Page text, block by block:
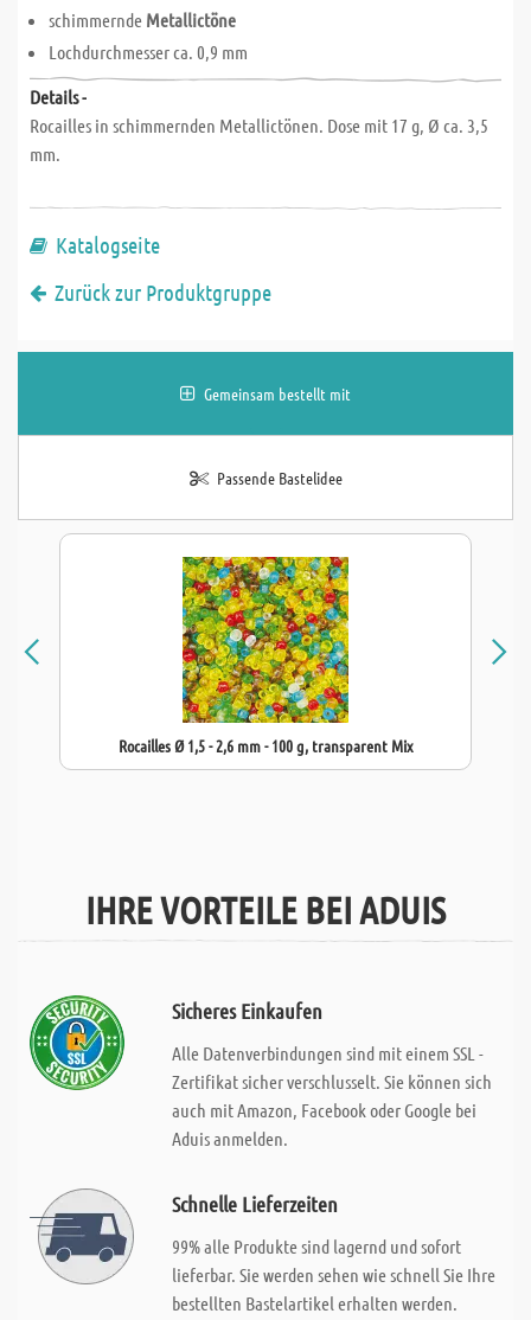
schimmernde Metallictöne
Lochdurchmesser ca. 0,9 mm
Details -
Rocailles in schimmernden Metallictönen. Dose mit 17 g, Ø ca. 3,5
mm.
Katalogseite
Zurück zur Produktgruppe
Gemeinsam bestellt mit
Passende Bastelidee
Rocailles Ø 1,5 - 2,6 mm - 100 g, transparent Mix
IHRE VORTEILE BEI ADUIS
Sicheres Einkaufen
Alle Datenverbindungen sind mit einem SSL -
Zertifikat sicher verschlusselt. Sie können sich
auch mit Amazon, Facebook oder Google bei
Aduis anmelden.
Schnelle Lieferzeiten
99% alle Produkte sind lagernd und sofort
lieferbar. Sie werden sehen wie schnell Sie Ihre
bestellten Bastelartikel erhalten werden.